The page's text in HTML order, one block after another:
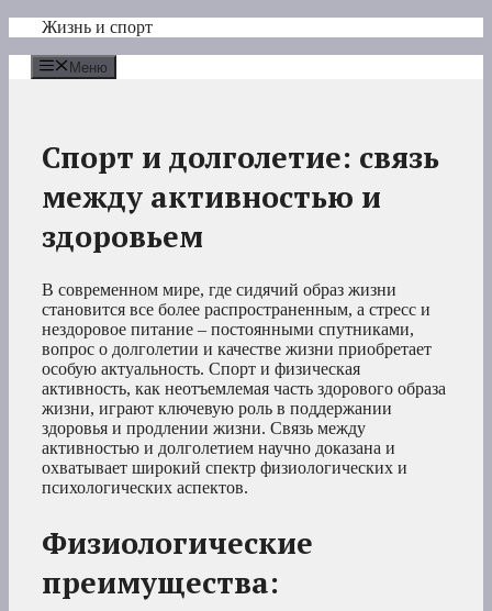
Перейти
содержимому
Жизнь и спорт
Меню
Спорт и долголетие: связь
между активностью и
здоровьем
В современном мире, где сидячий образ жизни
становится все более распространенным, а стресс и
нездоровое питание – постоянными спутниками,
вопрос о долголетии и качестве жизни приобретает
особую актуальность. Спорт и физическая
активность, как неотъемлемая часть здорового образа
жизни, играют ключевую роль в поддержании
здоровья и продлении жизни. Связь между
активностью и долголетием научно доказана и
охватывает широкий спектр физиологических и
психологических аспектов.
Физиологические
преимущества: